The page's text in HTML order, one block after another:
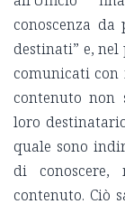
conoscenza
destinati” e,
comunicati
contenuto non
loro
quale sono
di
contenuto. Ciò